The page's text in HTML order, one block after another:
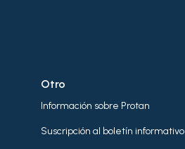
Otro
Información sobre Protan
Suscripción al boletín informativo